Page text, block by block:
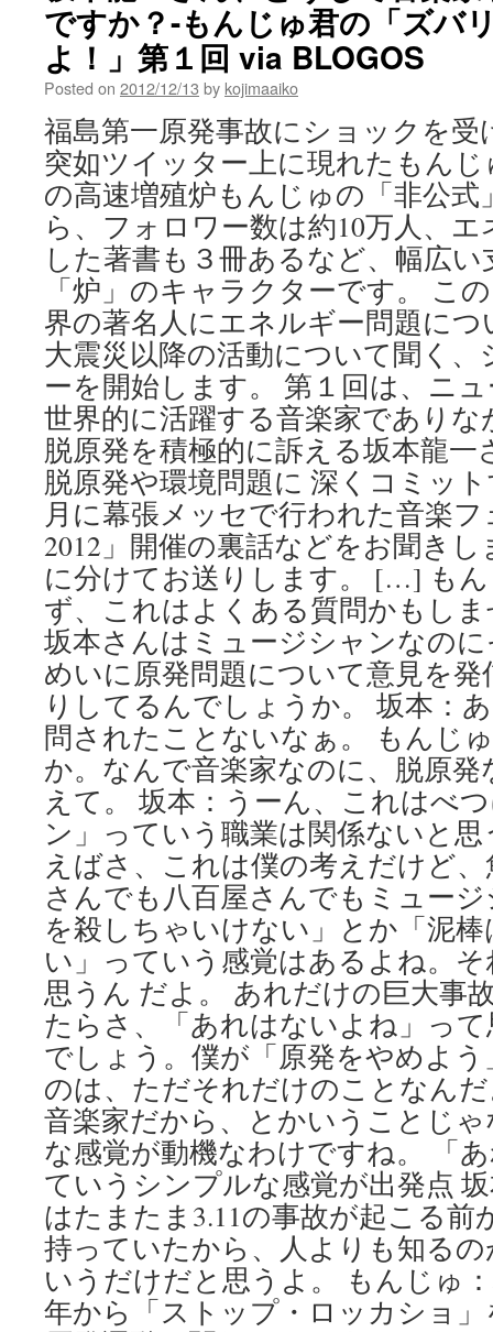
政
策
震
災
前
に
戻
れ
な
い
via
毎
日
新
聞
ですか？-もんじゅ君の「ズバ
よ！」第１回 via BLOGOS
Posted on 2012/12/13 by kojimaaiko
福島第一原発事故にショックを受
突如ツイッター上に現れたもん
の高速増殖炉もんじゅの「非公
ら、フォロワー数は約10万人、
した著書も３冊あるなど、幅広
「炉」のキャラクターです。 こ
界の著名人にエネルギー問題に
大震災以降の活動について聞く
ーを開始します。 第１回は、ニ
世界的に活躍する音楽家であり
脱原発を積極的に訴える坂本龍
脱原発や環境問題に 深くコミッ
月に幕張メッセで行われた音楽フ
2012」開催の裏話などをお聞き
に分けてお送りします。 […] も
ず、これはよくある質問かもし
坂本さんはミュージシャンなの
めいに原発問題について意見を
りしてるんでしょうか。 坂本：
問されたことないなぁ。 もんじ
か。なんで音楽家なのに、脱原
えて。 坂本：うーん、これはべ
ン」っていう職業は関係ないと
えばさ、これは僕の考えだけど
さんでも八百屋さんでもミュー
を殺しちゃいけない」とか「泥
い」っていう感覚はあるよね。
思うん だよ。 あれだけの巨大事
たらさ、「あれはないよね」っ
でしょう。僕が「原発をやめよ
のは、ただそれだけのことなん
音楽家だから、とかいうことじ
な感覚が動機なわけですね。 「
ていうシンプルな感覚が出発点
はたまたま3.11の事故が起こる前
持っていたから、人よりも知る
いうだけだと思うよ。 もんじゅ
年から「ストップ・ロッカショ